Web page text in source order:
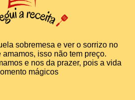
sobremesa e ver o sorrizo no
isso não tem preço.
e nos da prazer, pois a vida
mágicos